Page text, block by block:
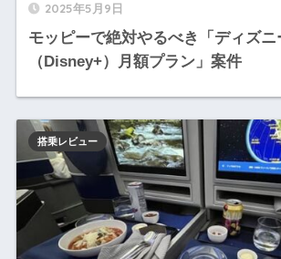
2025年5月9日
モッピーで絶対やるべき「ディズニ
（Disney+）月額プラン」案件
搭乗レビュー